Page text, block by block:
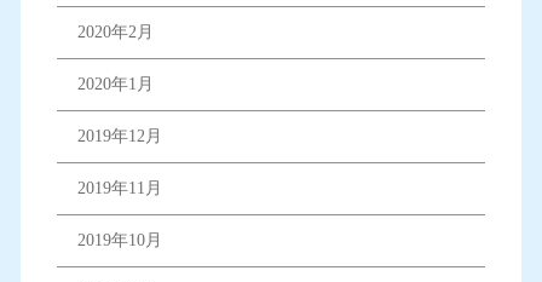
2020年2月
2020年1月
2019年12月
2019年11月
2019年10月